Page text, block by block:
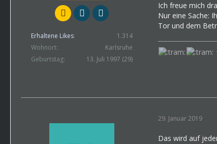
Erhaltene Likes
1.314
Wohnort
Karlsruhe
Geburtstag
13. Juli 1997 (29)
Ich freue mich
Nur eine Sache:
Tor und dem
29. Januar 2019
Das wird auf